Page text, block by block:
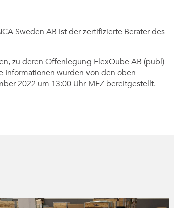
Sweden AB ist der zertifizierte Berater des
zu deren Offenlegung FlexQube AB (publ)
Informationen wurden von den oben
2022 um 13:00 Uhr MEZ bereitgestellt.